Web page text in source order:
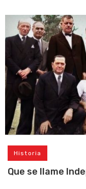
Historia
Que se llame